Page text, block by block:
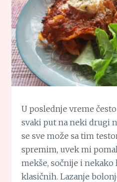
U poslednje vreme
svaki put na neki drugi
se sve može sa tim
spremim, uvek mi
mekše, sočnije i nekako
klasičnih. Lazanje